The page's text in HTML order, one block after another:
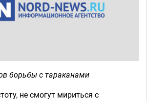
борьбы с тараканами
не смогут мириться с